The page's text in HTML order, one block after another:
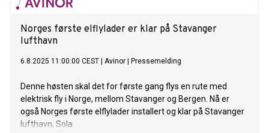
Norges første elflylader er klar på Stavanger
lufthavn
6.8.2025 11:00:00 CEST Avinor Pressemelding
Denne høsten skal det for første gang flys en rute med
elektrisk fly i Norge, mellom Stavanger og Bergen. Nå er
også Norges første elflylader installert og klar på Stavanger
lufthavn, Sola.